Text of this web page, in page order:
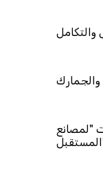
والتكامل
والجمارك
"لمصانع
المستقبل"